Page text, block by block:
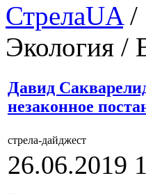
СтрелаUA/
Экология /
Давид
незаконное
стрела-дайджест
26.06.2019